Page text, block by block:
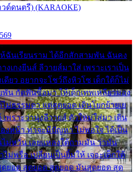
ด์ดนตรี) (KARAOKE)
ฉันเรียนราม ได้อีกสักสามพัน ฉันคง
งเกงยีนส์ ลีวายส์มาใส่ เพราะเราเป็น
ดียว อยากจะโชว์ถึงหิวโซ เด็กใต้ก็ไม่
น กัดฟันซื้อมา ให้เด็กเทพเหลียวมอง
ไม่ธรรมดา แต่สุดยอด เดินโยกย้ายเย
พราะว่านุ่งลีวายส์ ตัวใหม่ใส่มา เดิน
งหน้า ท่าจะมีปัญหา ไม่พอใจ ได้เป็น
ม่หวั่น เลยแหลงใต้ถามมัน ว่ามัน
ม่พรื่อ เปลี่ยนเป็นยิ้มให้ เจอะเด็กใต้
ดยอด สุดยอด สุดยอด มันสุดยอด สุด